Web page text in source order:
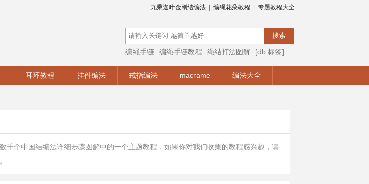
九乘迦叶金刚结编法 编绳花朵教程 专题教程大全
编绳手链 编绳手链教程 绳结打法图解
[db:标签]
耳环教程 挂件编法 戒指编法 macrame 编法大全
个中国结编法详细步骤图解中的一个主题教程，如果你对我们收集的教程感兴趣，请